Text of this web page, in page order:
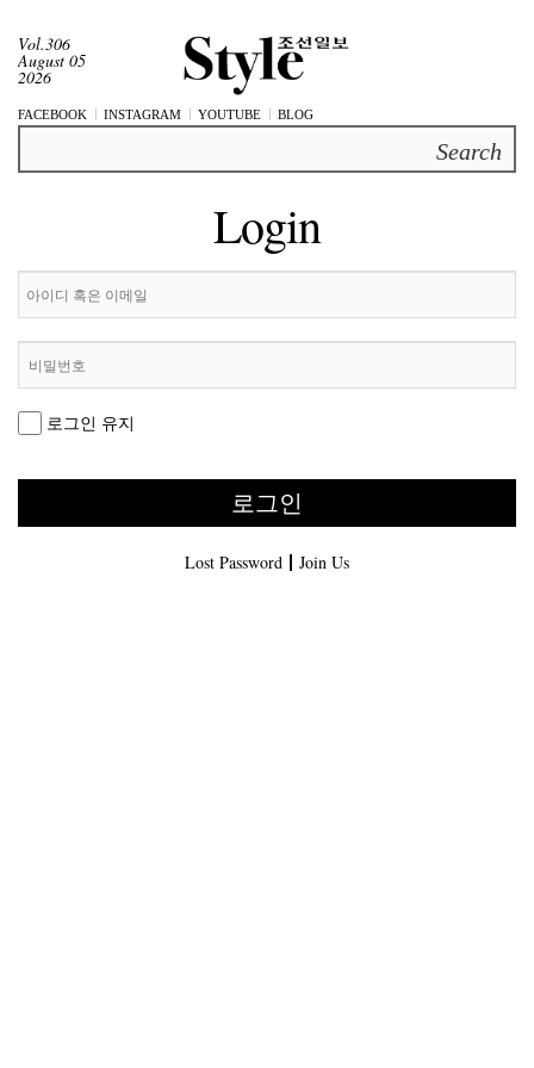
Vol.306
August 05
2026
FACEBOOK INSTAGRAM YOUTUBE BLOG
Login
로그인 유지
Lost Password Join Us